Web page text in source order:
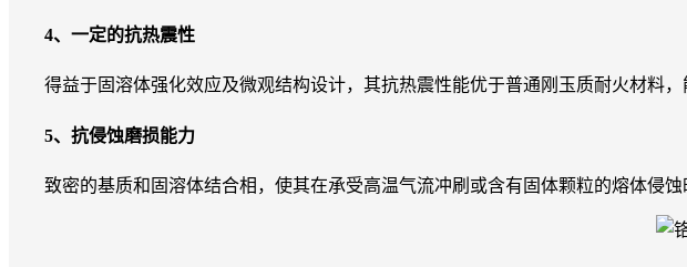
4、一定的抗热震性
得益于固溶体强化效应及微观结构设计，其抗热震性能优于普通刚玉质耐火材料，
5、抗侵蚀磨损能力
致密的基质和固溶体结合相，使其在承受高温气流冲刷或含有固体颗粒的熔体侵蚀